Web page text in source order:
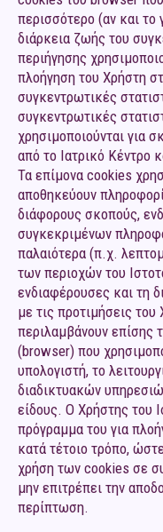
περισσότερο (αν και το
διάρκεια ζωής του
περιήγησης
πλοήγηση του Χρήστη
συγκεντρωτικές
συγκεντρωτικές
χρησιμοποιούνται για
από το Ιατρικό Κέντρο
Τα επίμονα cookies
αποθηκεύουν
διάφορους σκοπούς,
συγκεκριμένων
παλαιότερα (π.χ.
των περιοχών του
ενδιαφέρουσες και τη
με τις προτιμήσεις
περιλαμβάνουν επίσης
(browser) που
υπολογιστή, το
διαδικτυακών
είδους. Ο Χρήστης του
πρόγραμμα του για
κατά τέτοιο τρόπο,
χρήση των cookies σε
μην επιτρέπει την
περίπτωση.